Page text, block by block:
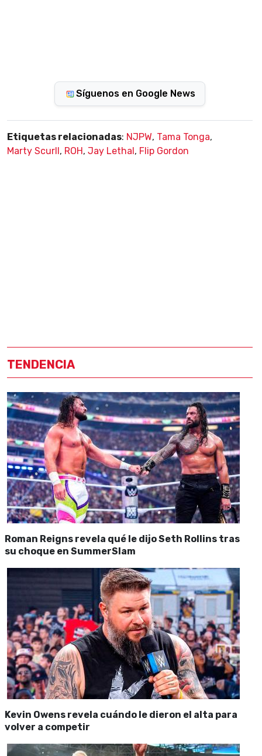
Síguenos en Google News
Etiquetas relacionadas: NJPW, Tama Tonga,
Marty Scurll , ROH , Jay Lethal , Flip Gordon
TENDENCIA
Roman Reigns revela qué le dijo Seth Rollins tras
su choque en SummerSlam
Kevin Owens revela cuándo le dieron el alta para
volver a competir